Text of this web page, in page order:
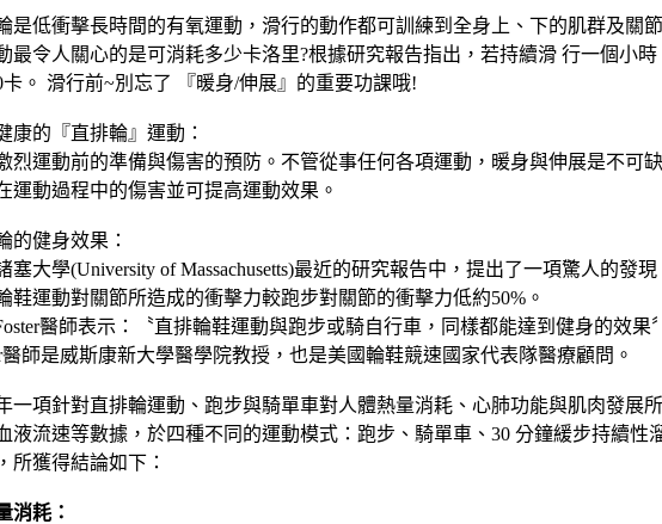
是低衝擊長時間的有氧運動，滑行的動作都可訓練到全身上、下的肌群及關
最令人關心的是可消耗多少卡洛里?根據研究報告指出，若持續滑 行一個小
卡。 滑行前~別忘了 『暖身/伸展』的重要功課哦!
康的『直排輪』運動：
烈運動前的準備與傷害的預防。不管從事任何各項運動，暖身與伸展是不可
運動過程中的傷害並可提高運動效果。
的健身效果：
塞大學(University of Massachusetts)最近的研究報告中，提出了一項驚人的發現
鞋運動對關節所造成的衝擊力較跑步對關節的衝擊力低約50%。
醫師表示：〝直排輪鞋運動與跑步或騎自行車，同樣都能達到健身的效果
醫師是威斯康新大學醫學院教授，也是美國輪鞋競速國家代表隊醫療顧問。
一項針對直排輪運動、跑步與騎單車對人體熱量消耗、心肺功能與肌肉發展
液流速等數據，於四種不同的運動模式：跑步、騎單車、30 分鐘緩步持續
所獲得結論如下：
消耗：